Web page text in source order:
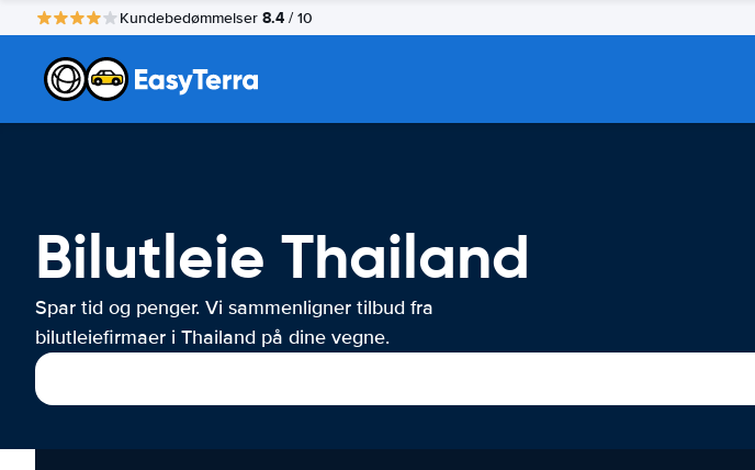
Kundebedømmelser 8.4 / 10
Bilutleie Thailand
Spar tid og penger. Vi sammenligner tilbud fra
bilutleiefirmaer i Thailand på dine vegne.